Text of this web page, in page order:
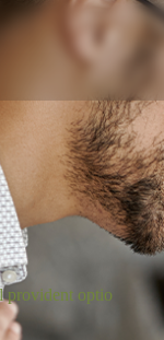
provident optio